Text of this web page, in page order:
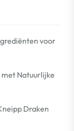
voor
Natuurlijke
Draken